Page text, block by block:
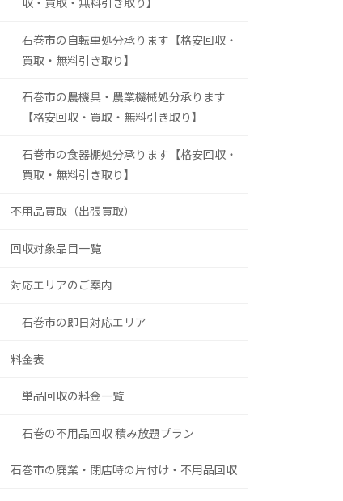
収・買取・無料引き取り】
石巻市の自転車処分承ります【格安回収・
買取・無料引き取り】
石巻市の農機具・農業機械処分承ります
【格安回収・買取・無料引き取り】
石巻市の食器棚処分承ります【格安回収・
買取・無料引き取り】
不用品買取（出張買取）
回収対象品目一覧
対応エリアのご案内
石巻市の即日対応エリア
料金表
単品回収の料金一覧
石巻の不用品回収 積み放題プラン
石巻市の廃業・閉店時の片付け・不用品回収